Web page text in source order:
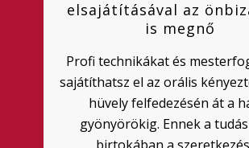
elsajátításával az
is megnő
Profi technikákat és
sajátíthatsz el az orális
hüvely felfedezésén át a
gyönyörökig. Ennek a